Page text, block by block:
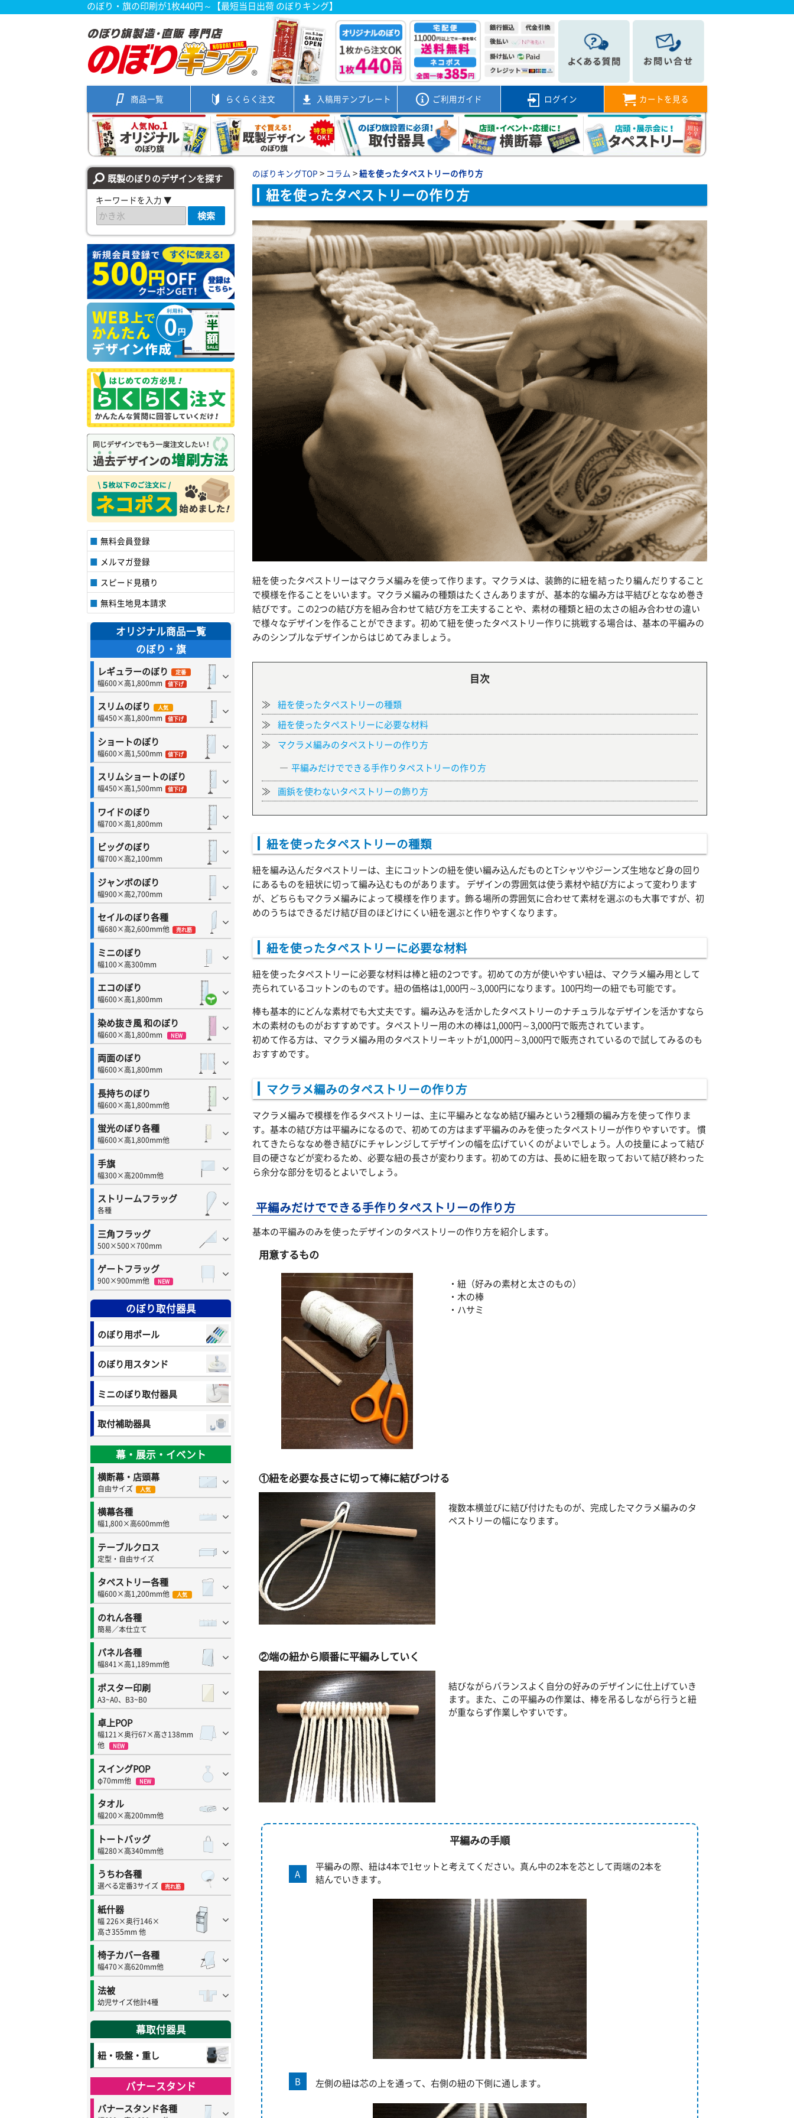
のぼり・旗の印刷が1枚440円～【最短当日出荷 のぼりキング】
商品一覧 らくらく注文 入稿用テンプレート ご利用ガイド ログイン カートを見る
既製のぼりのデザインを探す
キーワードを入力 ▼
検索
無料会員登録
メルマガ登録
スピード見積り
無料生地見本請求
オリジナル商品一覧
のぼり・旗
レギュラーのぼり 定番
幅600×高1,800mm 値下げ
スリムのぼり 人気
幅450×高1,800mm 値下げ
ショートのぼり
幅600×高1,500mm 値下げ
スリムショートのぼり
幅450×高1,500mm 値下げ
ワイドのぼり
幅700×高1,800mm
ビッグのぼり
幅700×高2,100mm
ジャンボのぼり
幅900×高2,700mm
セイルのぼり各種
幅680×高2,600mm他 売れ筋
ミニのぼり
幅100×高300mm
エコのぼり
幅600×高1,800mm
染め抜き風 和のぼり
幅600×高1,800mm NEW
両面のぼり
幅600×高1,800mm
長持ちのぼり
幅600×高1,800mm他
蛍光のぼり各種
幅600×高1,800mm他
手旗
幅300×高200mm他
ストリームフラッグ
各種
三角フラッグ
500×500×700mm
ゲートフラッグ
900×900mm他 NEW
のぼり取付器具
のぼり用ポール
のぼり用スタンド
ミニのぼり取付器具
取付補助器具
幕・展示・イベント
横断幕・店頭幕
自由サイズ 人気
横幕各種
幅1,800×高600mm他
テーブルクロス
定型・自由サイズ
タペストリー各種
幅600×高1,200mm他 人気
のれん各種
簡易／本仕立て
パネル各種
幅841×高1,189mm他
ポスター印刷
A3~A0、B3~B0
卓上POP
幅121×奥行67×高さ138mm
他
NEW
スイングPOP
φ70mm他 NEW
タオル
幅200×高200mm他
トートバッグ
幅280×高340mm他
うちわ各種
選べる定番3サイズ 売れ筋
紙什器
幅 226×奥行146×
高さ355mm 他
椅子カバー各種
幅470×高620mm他
法被
幼児サイズ他計4種
幕取付器具
紐・吸盤・重し
バナースタンド
バナースタンド各種
のぼりキングTOP > コラム >紐を使ったタペストリーの作り方
紐を使ったタペストリーの作り方
紐を使ったタペストリーはマクラメ編みを使って作ります。マクラメは、装飾的に紐を結ったり編んだりすること
で模様を作ることをいいます。マクラメ編みの種類はたくさんありますが、基本的な編み方は平結びとななめ巻き
結びです。この2つの結び方を組み合わせて結び方を工夫することや、素材の種類と紐の太さの組み合わせの違い
で様々なデザインを作ることができます。初めて紐を使ったタペストリー作りに挑戦する場合は、基本の平編みの
みのシンプルなデザインからはじめてみましょう。
目次
紐を使ったタペストリーの種類
紐を使ったタペストリーに必要な材料
マクラメ編みのタペストリーの作り方
平編みだけでできる手作りタペストリーの作り方
画鋲を使わないタペストリーの飾り方
紐を使ったタペストリーの種類
紐を編み込んだタペストリーは、主にコットンの紐を使い編み込んだものとTシャツやジーンズ生地など身の回り
にあるものを紐状に切って編み込むものがあります。 デザインの雰囲気は使う素材や結び方によって変わります
が、どちらもマクラメ編みによって模様を作ります。飾る場所の雰囲気に合わせて素材を選ぶのも大事ですが、初
めのうちはできるだけ結び目のほどけにくい紐を選ぶと作りやすくなります。
紐を使ったタペストリーに必要な材料
紐を使ったタペストリーに必要な材料は棒と紐の2つです。初めての方が使いやすい紐は、マクラメ編み用として
売られているコットンのものです。紐の価格は1,000円～3,000円になります。100円均一の紐でも可能です。
棒も基本的にどんな素材でも大丈夫です。編み込みを活かしたタペストリーのナチュラルなデザインを活かすなら
木の素材のものがおすすめです。タペストリー用の木の棒は1,000円～3,000円で販売されています。
初めて作る方は、マクラメ編み用のタペストリーキットが1,000円～3,000円で販売されているので試してみるのも
おすすめです。
マクラメ編みのタペストリーの作り方
マクラメ編みで模様を作るタペストリーは、主に平編みとななめ結び編みという2種類の編み方を使って作りま
す。基本の結び方は平編みになるので、初めての方はまず平編みのみを使ったタペストリーが作りやすいです。 慣
れてきたらななめ巻き結びにチャレンジしてデザインの幅を広げていくのがよいでしょう。人の技量によって結び
目の硬さなどが変わるため、必要な紐の長さが変わります。初めての方は、長めに紐を取っておいて結び終わった
ら余分な部分を切るとよいでしょう。
平編みだけでできる手作りタペストリーの作り方
基本の平編みのみを使ったデザインのタペストリーの作り方を紹介します。
用意するもの
・紐（好みの素材と太さのもの）
・木の棒
・ハサミ
①紐を必要な長さに切って棒に結びつける
複数本横並びに結び付けたものが、完成したマクラメ編みのタ
ペストリーの幅になります。
②端の紐から順番に平編みしていく
結びながらバランスよく自分の好みのデザインに仕上げていき
ます。また、この平編みの作業は、棒を吊るしながら行うと紐
が重ならず作業しやすいです。
平編みの手順
A
平編みの際、紐は4本で1セットと考えてください。真ん中の2本を芯として両端の2本を
結んでいきます。
B 左側の紐は芯の上を通って、右側の紐の下側に通します。